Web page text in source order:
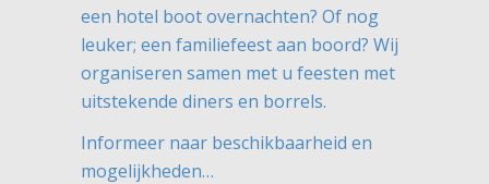
een hotel boot overnachten? Of nog
leuker; een familiefeest aan boord? Wij
organiseren samen met u feesten met
uitstekende diners en borrels.
Informeer naar beschikbaarheid en
mogelijkheden…